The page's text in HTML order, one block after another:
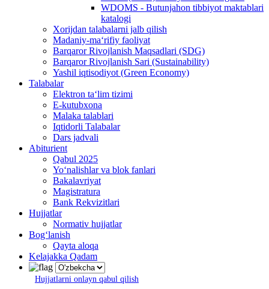
WDOMS - Butunjahon tibbiyot maktablari
katalogi
Xorijdan talabalarni jalb qilish
Madaniy-ma‘rifiy faoliyat
Barqaror Rivojlanish Maqsadlari (SDG)
Barqaror Rivojlanish Sari (Sustainability)
Yashil iqtisodiyot (Green Economy)
Talabalar
Elektron ta‘lim tizimi
E-kutubxona
Malaka talablari
Iqtidorli Talabalar
Dars jadvali
Abiturient
Qabul 2025
Yo‘nalishlar va blok fanlari
Bakalavriyat
Magistratura
Bank Rekvizitlari
Hujjatlar
Normativ hujjatlar
Bog‘lanish
Qayta aloqa
Kelajakka Qadam
Hujjatlarni onlayn qabul qilish